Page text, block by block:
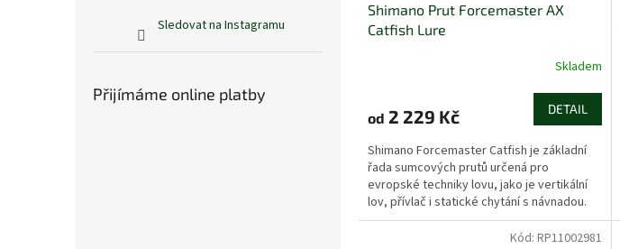
Sledovat na Instagramu
Přijímáme online platby
Shimano Prut Forcemaster AX
Catfish Lure
Skladem
od 2 229 Kč DETAIL
Shimano Forcemaster Catfish je základní
řada sumcových prutů určená pro
evropské techniky lovu, jako je vertikální
lov, přívlač i statické chytání s návnadou.
Všechny modely se...
Kód: RP11002981